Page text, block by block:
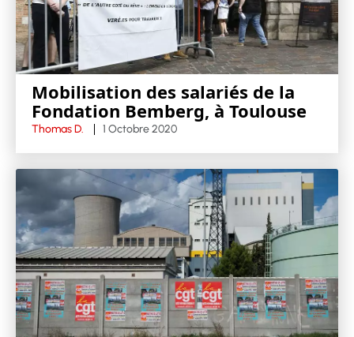
Mobilisation des salariés de la
Fondation Bemberg, à Toulouse
Thomas D. 1 Octobre 2020